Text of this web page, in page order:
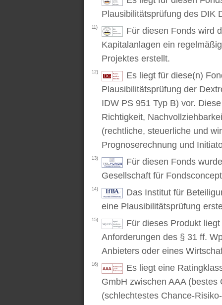
Plausibilitätsprüfung des DIK
11)
Für diesen Fonds wird
Kapitalanlagen ein
Projektes erstellt.
12)
Es liegt für diese(n)
Plausibilitätsprüfung der
IDW PS 951 Typ B) vor.
Richtigkeit,
(rechtliche, steuerliche und
Prognoserechnung und
13)
Für diesen Fonds
Gesellschaft für
14)
Das Institut für
eine Plausibilitätsprüfung
15)
Für dieses Produkt
Anforderungen des § 31 ff.
Anbieters oder eines
16)
Es liegt eine
GmbH zwischen AAA
(schlechtestes Chance-